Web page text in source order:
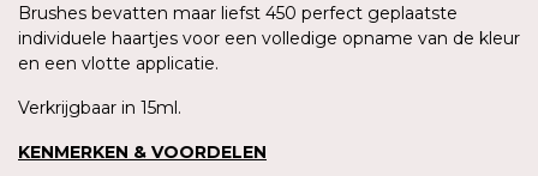
Brushes bevatten maar liefst 450 perfect geplaatste
individuele haartjes voor een volledige opname van de kleur
en een vlotte applicatie.
Verkrijgbaar in 15ml.
KENMERKEN & VOORDELEN